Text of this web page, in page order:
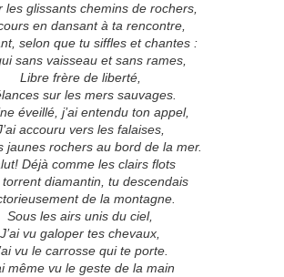
les glissants chemins de rochers,
en dansant à ta rencontre,
selon que tu siffles et chantes :
sans vaisseau et sans rames,
Libre frère de liberté,
sur les mers sauvages.
éveillé, j’ai entendu ton appel,
accouru vers les falaises,
jaunes rochers au bord de la mer.
Déjà comme les clairs flots
torrent diamantin, tu descendais
de la montagne.
Sous les airs unis du ciel,
J’ai vu galoper tes chevaux,
vu le carrosse qui te porte.
même vu le geste de la main